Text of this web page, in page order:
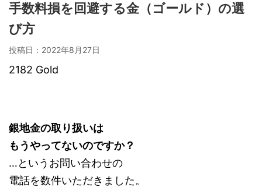
手数料損を回避する金（ゴールド）の選
び方
投稿日： 2022年8月27日
2182 Gold
銀地金の取り扱いは
もうやってないのですか？
…というお問い合わせの
電話を数件いただきました。